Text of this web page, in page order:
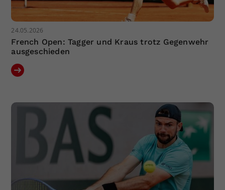
24.05.2026
French Open: Tagger und Kraus trotz Gegenwehr
ausgeschieden